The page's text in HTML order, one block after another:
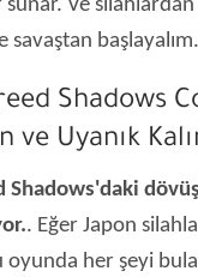
Ve
savaştan başlayalım.
Shadows
ve Uyanık
Shadows'daki
. Eğer Japon
oyunda her şeyi